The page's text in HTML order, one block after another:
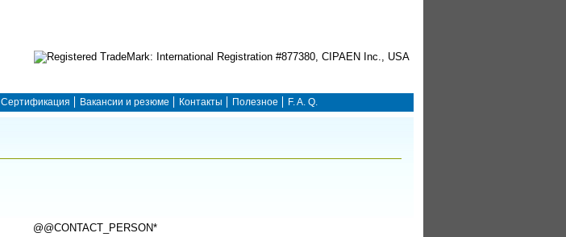
Сертификация Вакансии и резюме Контакты Полезное F. A. Q.
@@CONTACT_PERSON*